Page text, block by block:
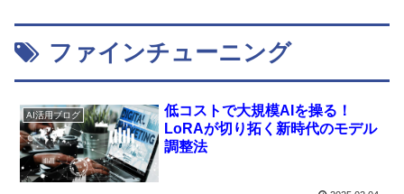
ファインチューニング
AI活用ブログ
低コストで大規模AIを操る！
LoRAが切り拓く新時代のモデル
調整法